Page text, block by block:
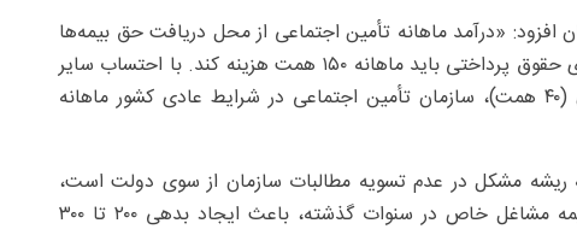
افزود: «درآمد ماهانه تأمین اجتماعی از محل دریافت حق بیمه‌ها
حدود ۱۴۶ همت است، در حالی که این سازمان فقط برای حقوق پرداختی باید ماهانه ۱۵۰ همت هزینه کند. با احتساب سایر
هزینه‌ها از جمله بیمه بیکاری (۹ همت) و تأمین درمان (۴۰ همت)، سازمان تأمین اجتماعی در شرایط عادی کشور ماهانه
ریشه مشکل در عدم تسویه مطالبات سازمان از سوی دولت است،
تصریح کرد: «تعهدات دولت برای پرداخت سهم حق بیمه مشاغل خاص در سنوات گذشته، باعث ایجاد بدهی ۲۰۰ تا ۳۰۰